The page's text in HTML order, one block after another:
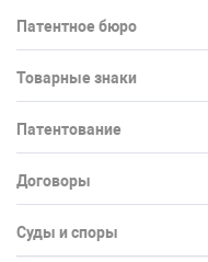
Патентное бюро
Товарные знаки
Патентование
Договоры
Суды и споры